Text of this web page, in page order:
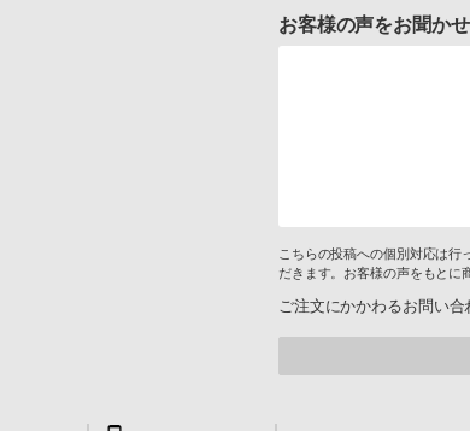
お客様の声をお聞か
こちらの投稿への個別対応は行
だきます。お客様の声をもとに
ご注文にかかわるお問い合